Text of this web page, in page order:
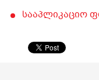
სააპლიკაციო